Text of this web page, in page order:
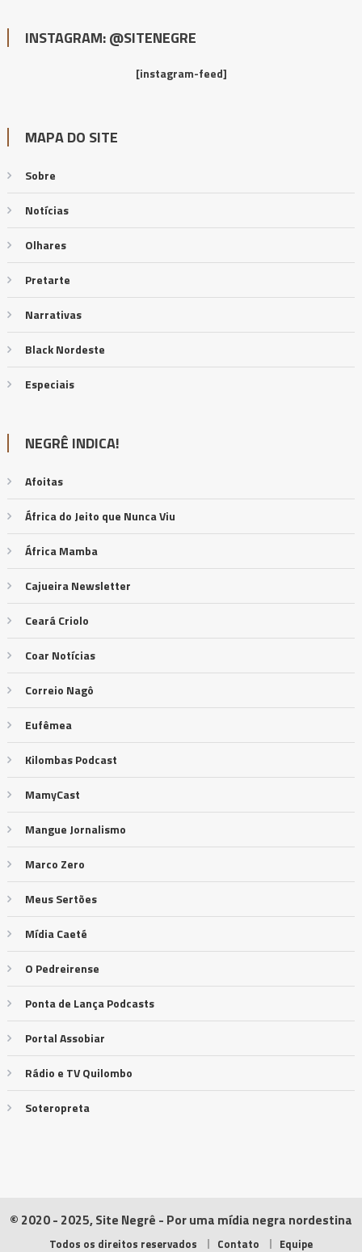
INSTAGRAM: @SITENEGRE
[instagram-feed]
MAPA DO SITE
Sobre
Notícias
Olhares
Pretarte
Narrativas
Black Nordeste
Especiais
NEGRÊ INDICA!
Afoitas
África do Jeito que Nunca Viu
África Mamba
Cajueira Newsletter
Ceará Criolo
Coar Notícias
Correio Nagô
Eufêmea
Kilombas Podcast
MamyCast
Mangue Jornalismo
Marco Zero
Meus Sertões
Mídia Caeté
O Pedreirense
Ponta de Lança Podcasts
Portal Assobiar
Rádio e TV Quilombo
Soteropreta
© 2020 - 2025, Site Negrê - Por uma mídia negra nordestina
Todos os direitos reservados Contato Equipe